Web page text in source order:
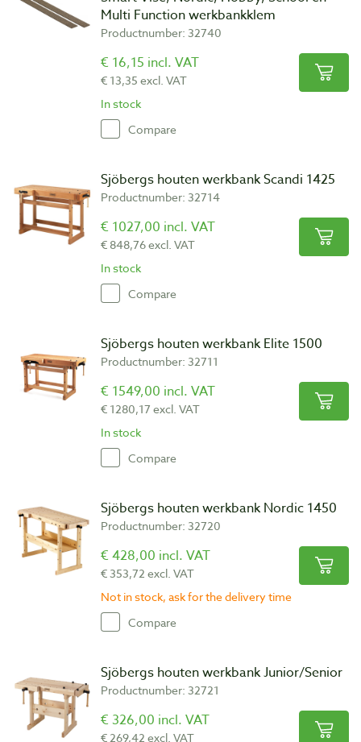
Multi Function werkbankklem
Productnumber: 32740
€ 16,15 incl. VAT
€ 13,35 excl. VAT
In stock
Compare
Sjöbergs houten werkbank Scandi 1425
Productnumber: 32714
€ 1027,00 incl. VAT
€ 848,76 excl. VAT
In stock
Compare
Sjöbergs houten werkbank Elite 1500
Productnumber: 32711
€ 1549,00 incl. VAT
€ 1280,17 excl. VAT
In stock
Compare
Sjöbergs houten werkbank Nordic 1450
Productnumber: 32720
€ 428,00 incl. VAT
€ 353,72 excl. VAT
Not in stock, ask for the delivery time
Compare
Sjöbergs houten werkbank Junior/Senior
Productnumber: 32721
€ 326,00 incl. VAT
€ 269,42 excl. VAT